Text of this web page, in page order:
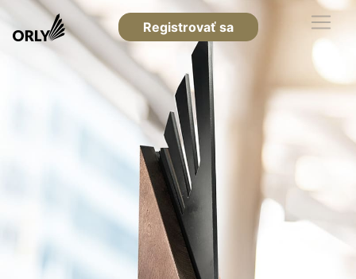
Registrovať sa